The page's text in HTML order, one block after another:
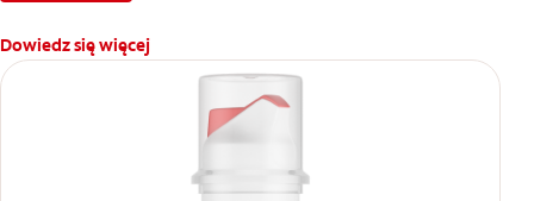
Dowiedz się więcej